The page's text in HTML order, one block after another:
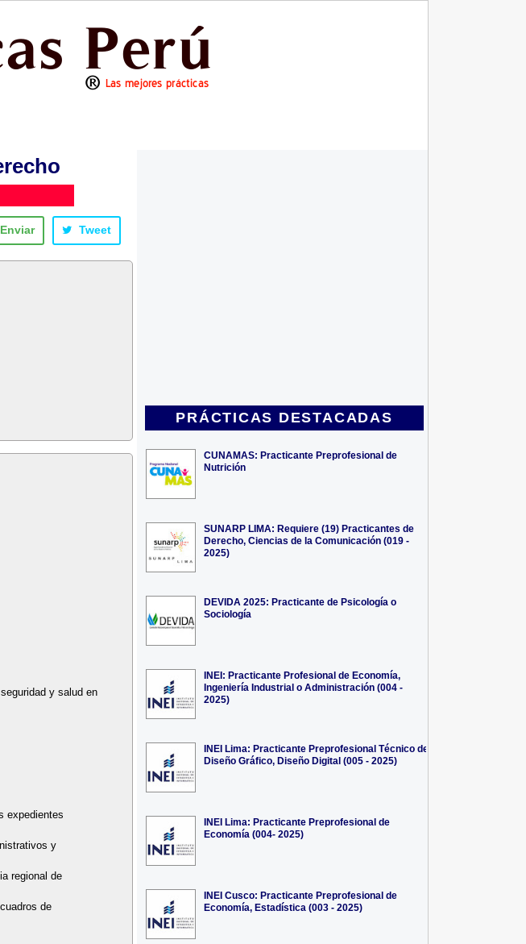
PRÁCTICAS DESTACADAS
CUNAMAS: Practicante Preprofesional de
Nutrición
SUNARP LIMA: Requiere (19) Practicantes de
Derecho, Ciencias de la Comunicación (019 -
2025)
DEVIDA 2025: Practicante de Psicología o
Sociología
INEI: Practicante Profesional de Economía,
Ingeniería Industrial o Administración (004 -
2025)
INEI Lima: Practicante Preprofesional Técnico de
Diseño Gráfico, Diseño Digital (005 - 2025)
INEI Lima: Practicante Preprofesional de
Economía (004- 2025)
INEI Cusco: Practicante Preprofesional de
Economía, Estadística (003 - 2025)
Enviar Tweet
y salud en
expedientes
y
regional de
de